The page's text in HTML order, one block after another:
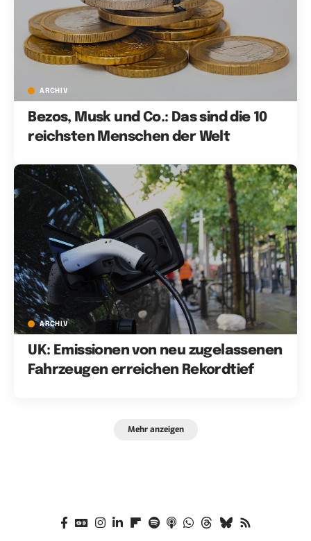
ARCHIV
Bezos, Musk und Co.: Das sind die 10
reichsten Menschen der Welt
ARCHIV
UK: Emissionen von neu zugelassenen
Fahrzeugen erreichen Rekordtief
Mehr anzeigen